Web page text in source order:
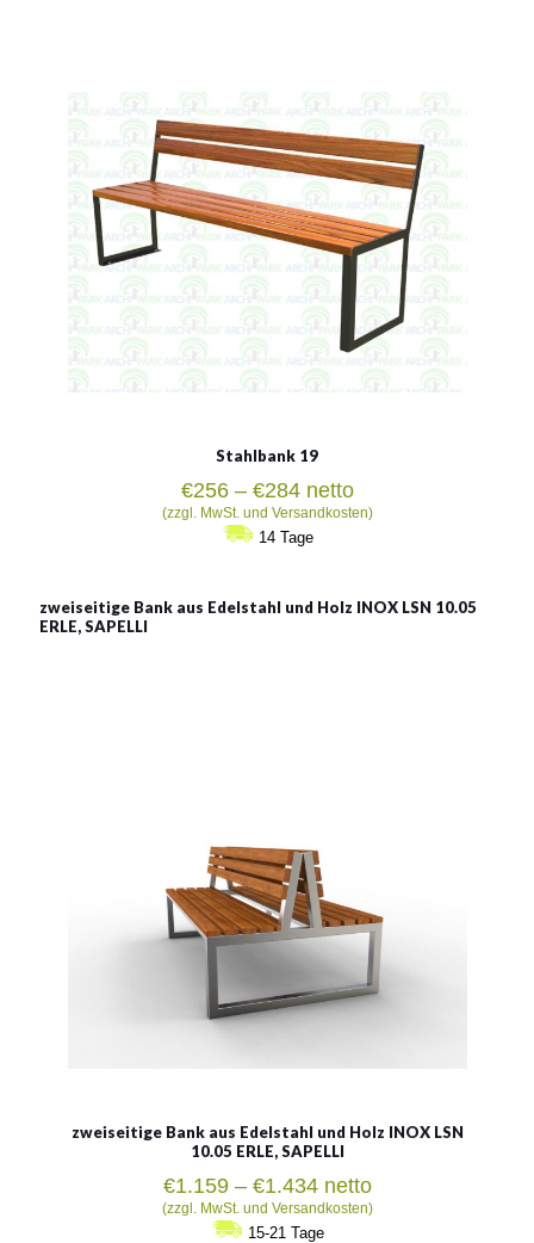
Siehe mehr
Stahlbank 19
€256 – €284Preisspanne:
€256
bis
netto
(zzgl. MwSt. und Versandkosten)
14 Tage
zweiseitige Bank aus Edelstahl und Holz INOX LSN 10.05
ERLE, SAPELLI
zweiseitige Bank aus Edelstahl und Holz INOX LSN
10.05 ERLE, SAPELLI
€1.159 – €1.434Preisspanne:
€1.159
bis
netto
(zzgl. MwSt. und Versandkosten)
15-21 Tage